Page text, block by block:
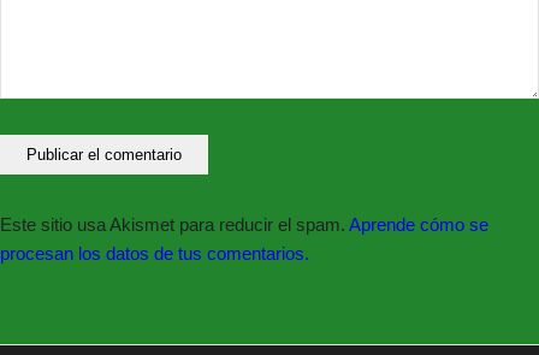
Este sitio usa Akismet para reducir el spam. Aprende cómo se
procesan los datos de tus comentarios.